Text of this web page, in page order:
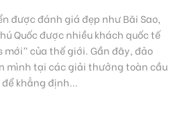
được đánh giá đẹp như Bãi Sao,
Quốc được nhiều khách quốc tế
mới” của thế giới. Gần đây, đảo
mình tại các giải thưởng toàn cầu
khẳng định...